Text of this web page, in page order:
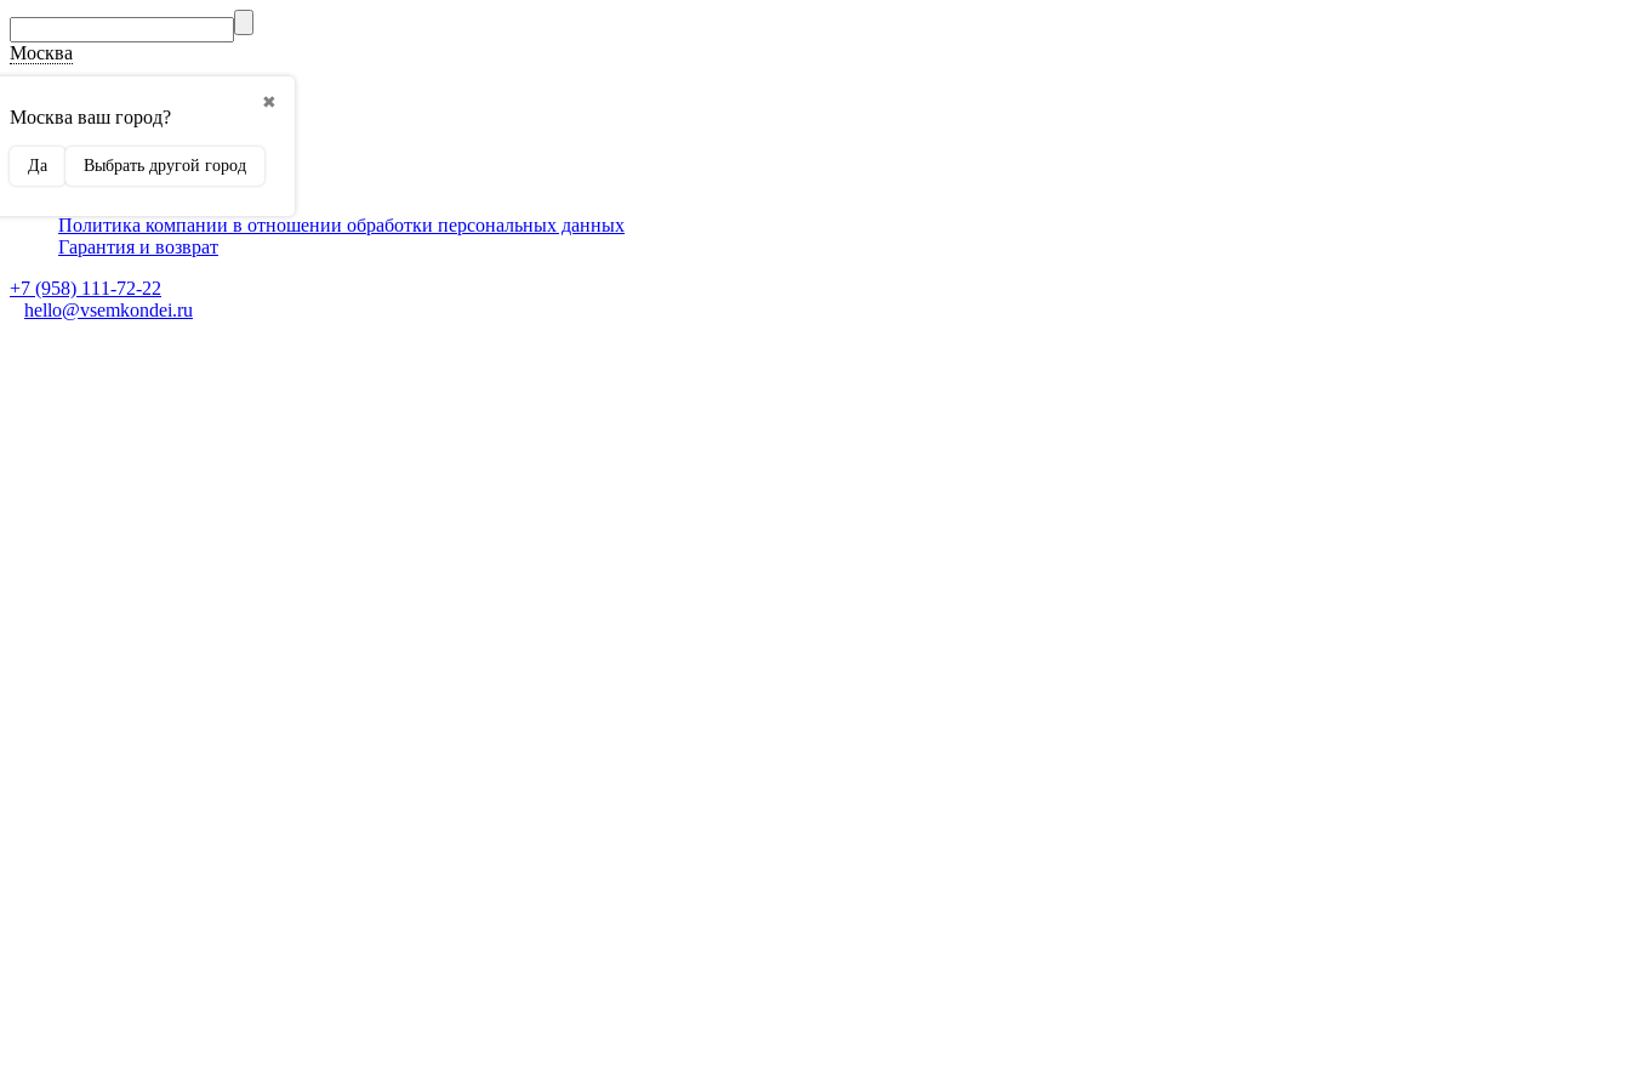
Москва
✖
Москва ваш город?
Да Выбрать другой город
Способы оплаты
Монтаж кондиционеров
Для партнеров
Политика компании в отношении обработки персональных данных
Гарантия и возврат
+7 (958) 111-72-22
hello@vsemkondei.ru